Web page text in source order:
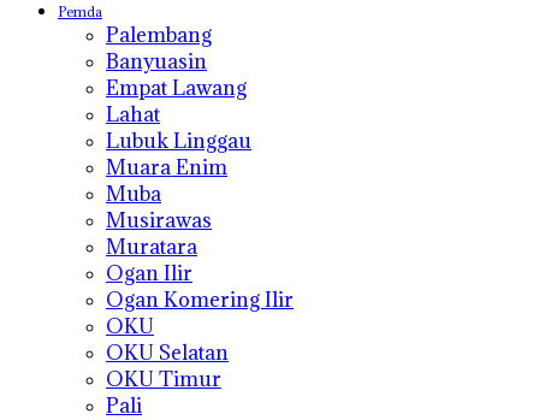
Pemda
Palembang
Banyuasin
Empat Lawang
Lahat
Lubuk Linggau
Muara Enim
Muba
Musirawas
Muratara
Ogan Ilir
Ogan Komering Ilir
OKU
OKU Selatan
OKU Timur
Pali